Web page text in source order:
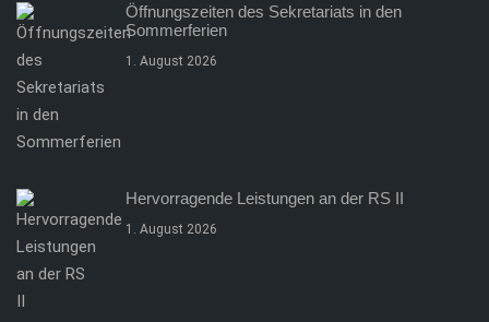
Öffnungszeiten des Sekretariats in den
Sommerferien
1. August 2026
Hervorragende Leistungen an der RS II
1. August 2026